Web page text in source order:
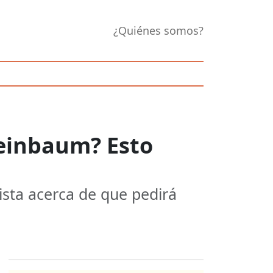
¿Quiénes somos?
Esto
acerca de que pedirá